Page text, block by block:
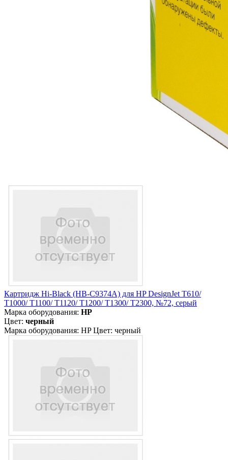
Картридж Hi-Black (HB-C9374A) для HP DesignJet T610/
T1000/ T1100/ T1120/ T1200/ T1300/ T2300, №72, серый
Марка оборудования: HP
Цвет: черный
Марка оборудования: HP Цвет: черный